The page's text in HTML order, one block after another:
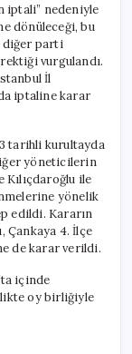
iptali” nedeniyle
dönüleceği, bu
diğer parti
vurgulandı.
İl
iptaline karar
tarihli kurultayda
yöneticilerin
Kılıçdaroğlu ile
yönelik
edildi. Kararın
Çankaya 4. İlçe
de karar verildi.
içinde
oy birliğiyle